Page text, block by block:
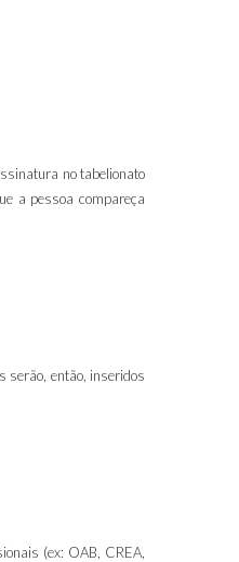
no tabelionato
a pessoa compareça
serão, então, inseridos
(ex: OAB, CREA,